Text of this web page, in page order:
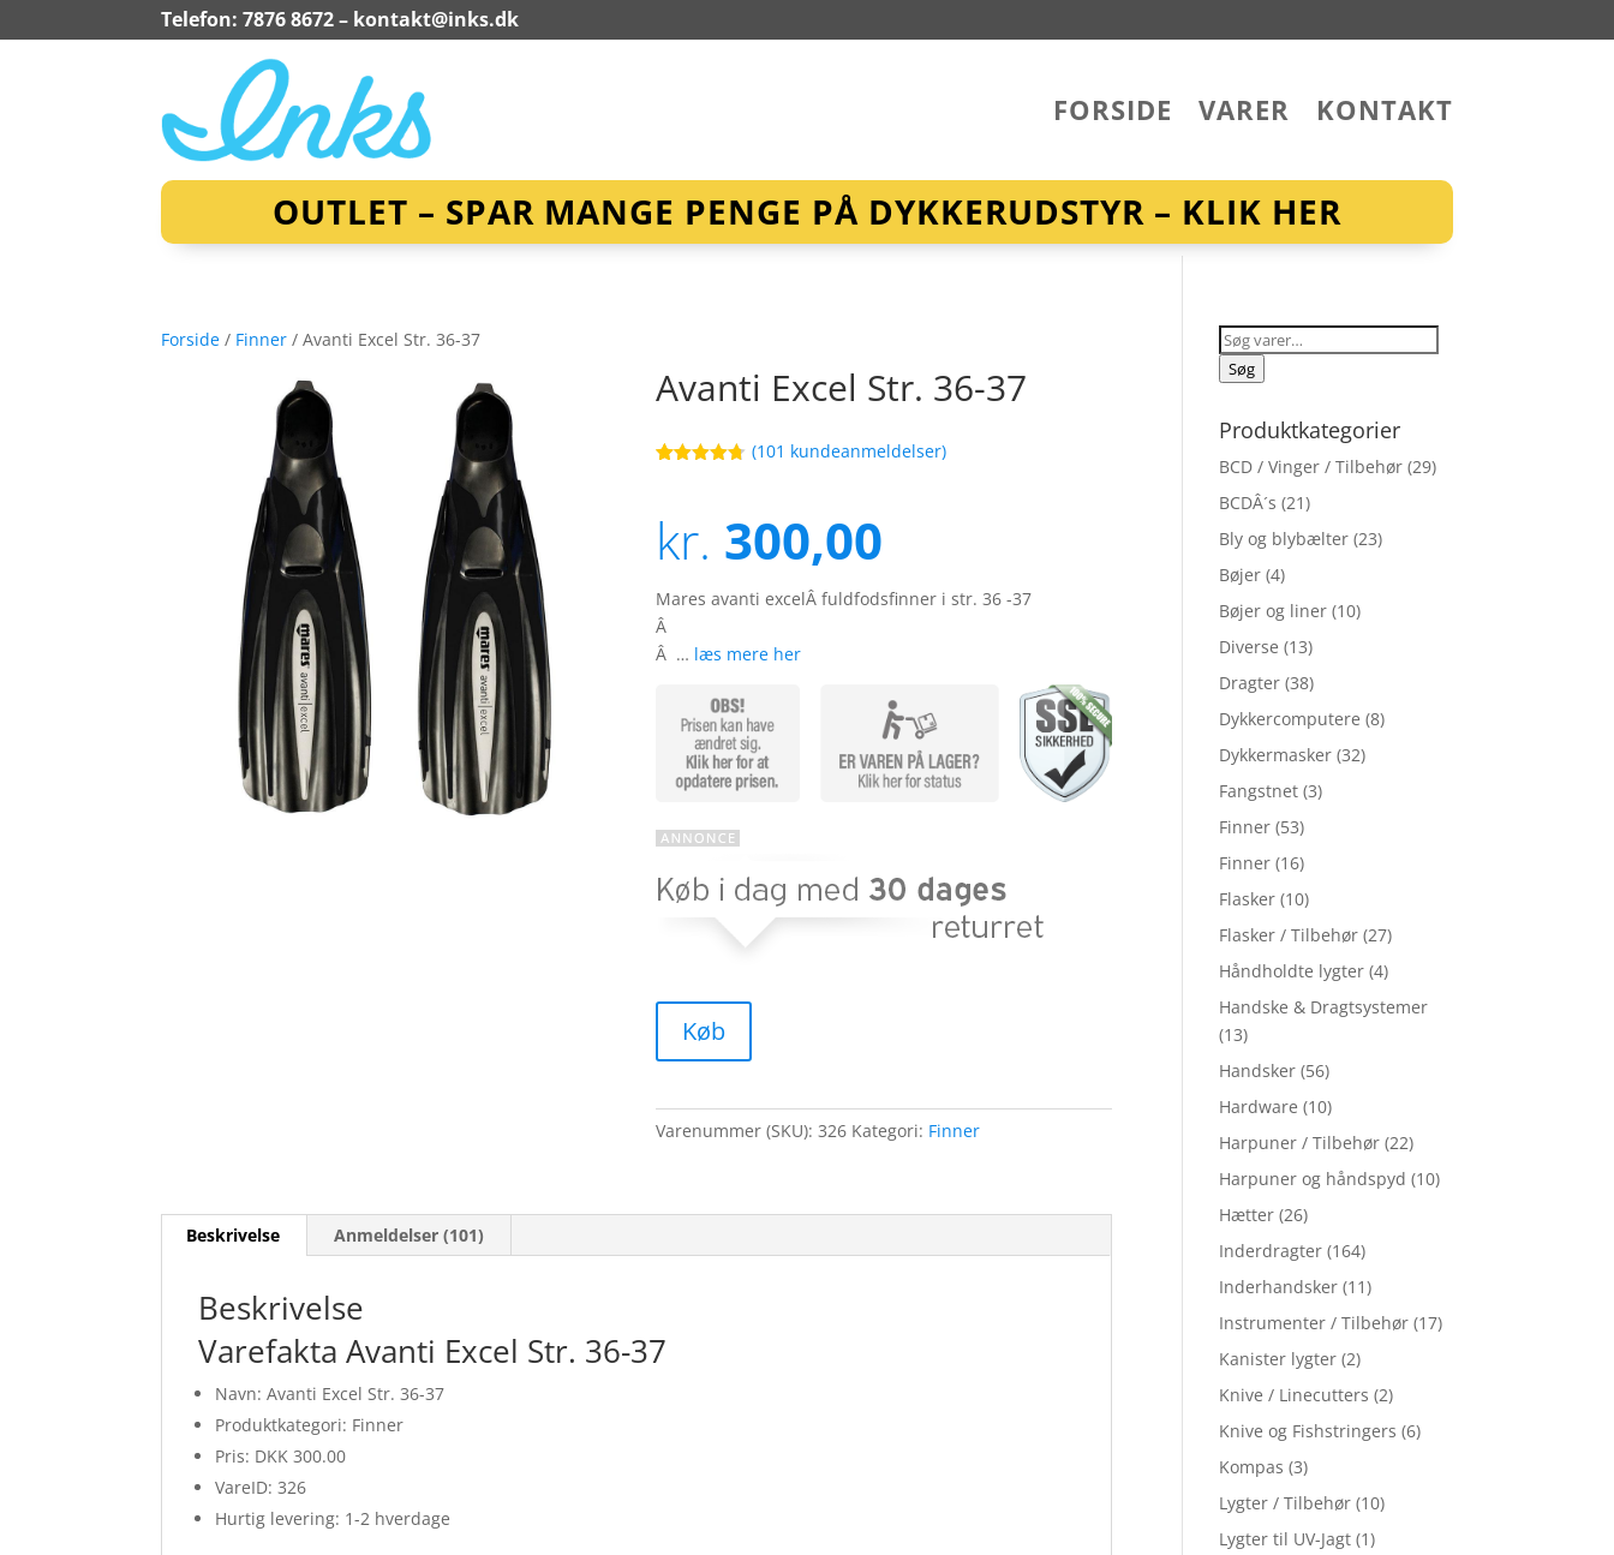
Telefon: 7876 8672 – kontakt@inks.dk
FORSIDE VARER KONTAKT
OUTLET – SPAR MANGE PENGE PÅ DYKKERUDSTYR – KLIK HER
Forside / Finner / Avanti Excel Str. 36-37
Avanti Excel Str. 36-37
baseret på
kundebedø
mmelser
(101 kundeanmeldelser)
kr. 300,00
Mares avanti excelÂ fuldfodsfinner i str. 36 -37
Â
Â … læs mere her
Køb
Varenummer (SKU):326 Kategori: Finner
Beskrivelse Anmeldelser (101)
Beskrivelse
Varefakta Avanti Excel Str. 36-37
Navn: Avanti Excel Str. 36-37
Produktkategori: Finner
Pris: DKK 300.00
VareID: 326
Hurtig levering: 1-2 hverdage
Søg
efter:
Søg
Produktkategorier
BCD / Vinger / Tilbehør (29)
BCDÂ´s (21)
Bly og blybælter (23)
Bøjer (4)
Bøjer og liner (10)
Diverse (13)
Dragter (38)
Dykkercomputere (8)
Dykkermasker (32)
Fangstnet (3)
Finner (53)
Finner (16)
Flasker (10)
Flasker / Tilbehør (27)
Håndholdte lygter (4)
Handske & Dragtsystemer
(13)
Handsker (56)
Hardware (10)
Harpuner / Tilbehør (22)
Harpuner og håndspyd (10)
Hætter (26)
Inderdragter (164)
Inderhandsker (11)
Instrumenter / Tilbehør (17)
Kanister lygter (2)
Knive / Linecutters (2)
Knive og Fishstringers (6)
Kompas (3)
Lygter / Tilbehør (10)
Lygter til UV-Jagt (1)